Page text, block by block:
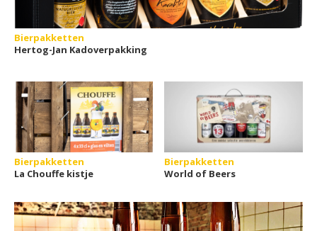
Bierpakketten
Hertog-Jan Kadoverpakking
Bierpakketten
La Chouffe kistje
Bierpakketten
World of Beers